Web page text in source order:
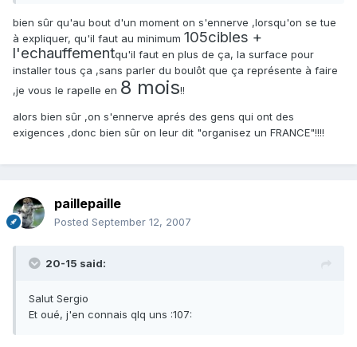
bien sûr qu'au bout d'un moment on s'ennerve ,lorsqu'on se tue
à expliquer, qu'il faut au minimum 105cibles +
l'echauffementqu'il faut en plus de ça, la surface pour
installer tous ça ,sans parler du boulôt que ça représente à faire
,je vous le rapelle en 8 mois!!
alors bien sûr ,on s'ennerve aprés des gens qui ont des
exigences ,donc bien sûr on leur dit "organisez un FRANCE"!!!!
paillepaille
Posted September 12, 2007
20-15 said:
Salut Sergio
Et oué, j'en connais qlq uns :107: